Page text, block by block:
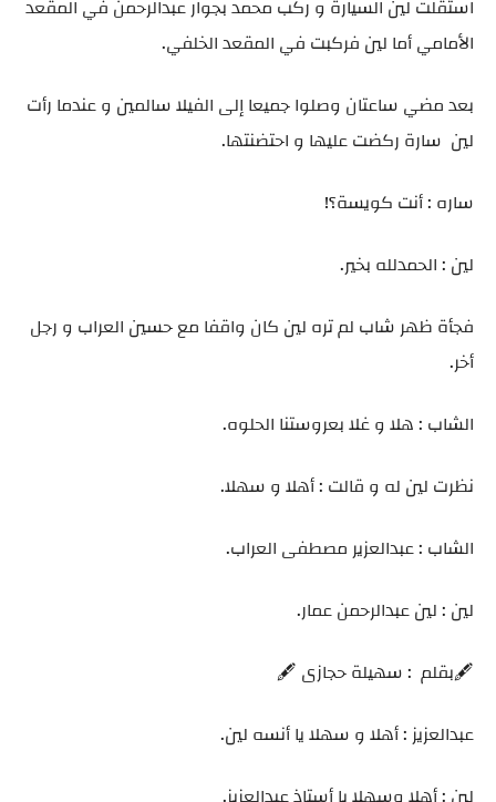
استقلت لين السيارة و ركب محمد بجوار عبدالرحمن في المقعد
الأمامي أما لين فركبت في المقعد الخلفي.
بعد مضي ساعتان وصلوا جميعا إلى الفيلا سالمين و عندما رأت
لين سارة ركضت عليها و احتضنتها.
ساره : أنت كويسة؟!
لين : الحمدلله بخير.
فجأة ظهر شاب لم تره لين كان واقفا مع حسين العراب و رجل
أخر.
الشاب : هلا و غلا بعروستنا الحلوه.
نظرت لين له و قالت : أهلا و سهلا.
الشاب : عبدالعزير مصطفى العراب.
لين : لين عبدالرحمن عمار.
🖋️بقلم : سهيلة حجازى 🖋️
عبدالعزيز : أهلا و سهلا يا أنسه لين.